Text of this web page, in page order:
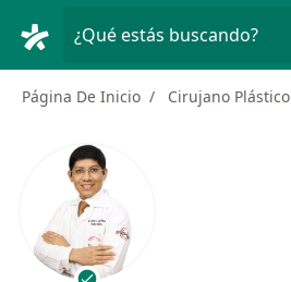
¿Qué estás buscando?
Página De Inicio Cirujano Plástico